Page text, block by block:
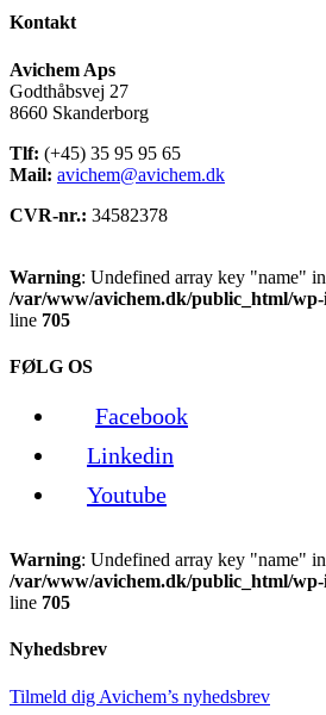
Kontakt
Avichem Aps
Godthåbsvej 27
8660 Skanderborg
Tlf: (+45) 35 95 95 65
Mail: avichem@avichem.dk
CVR-nr.: 34582378
Warning: Undefined array key "name" in
/var/www/avichem.dk/public_html/
line 705
FØLG OS
Facebook
Linkedin
Youtube
Warning: Undefined array key "name" in
/var/www/avichem.dk/public_html/
line 705
Nyhedsbrev
Tilmeld dig Avichem’s nyhedsbrev